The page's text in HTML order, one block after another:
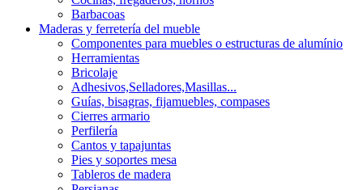
Barbacoas
Maderas y ferretería del mueble
Componentes para muebles o estructuras de alumínio
Herramientas
Bricolaje
Adhesivos,Selladores,Masillas...
Guías, bisagras, fijamuebles, compases
Cierres armario
Perfilería
Cantos y tapajuntas
Pies y soportes mesa
Tableros de madera